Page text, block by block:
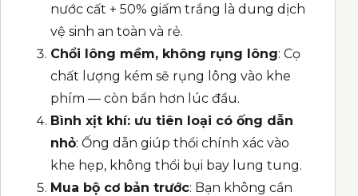
nước cất + 50% giấm trắng là dung dịch
vệ sinh an toàn và rẻ.
Chổi lông mềm, không rụng lông: Cọ
chất lượng kém sẽ rụng lông vào khe
phím — còn bẩn hơn lúc đầu.
Bình xịt khí: ưu tiên loại có ống dẫn
nhỏ: Ống dẫn giúp thổi chính xác vào
khe hẹp, không thổi bụi bay lung tung.
Mua bộ cơ bản trước: Bạn không cần